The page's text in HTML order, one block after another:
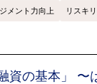
メント力向上 リスキ
資の基本」 〜